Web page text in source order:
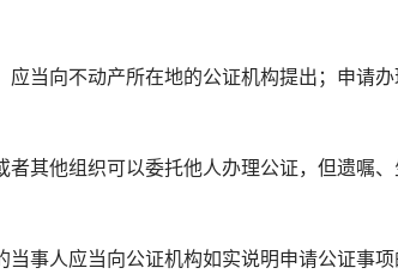
当向不动产所在地的公证机构提出；申请办
他组织可以委托他人办理公证，但遗嘱、
人应当向公证机构如实说明申请公证事项